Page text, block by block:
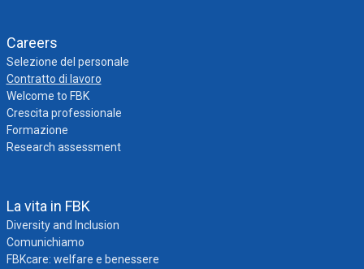
Careers
Selezione del personale
Contratto di lavoro
Welcome to FBK
Crescita professionale
Formazione
Research assessment
La vita in FBK
Diversity and Inclusion
Comunichiamo
FBKcare: welfare e benessere